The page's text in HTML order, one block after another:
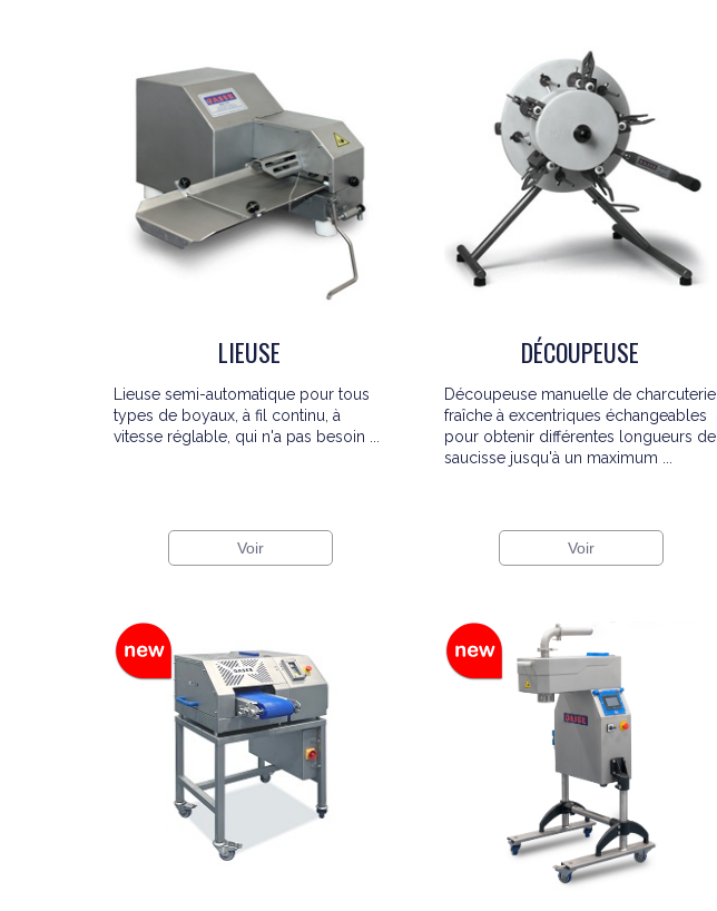
LIEUSE
Lieuse semi-automatique pour tous
types de boyaux, à fil continu, à
vitesse réglable, qui n'a pas besoin ...
Voir
DÉCOUPEUSE
Découpeuse manuelle de charcuterie
fraîche à excentriques échangeables
pour obtenir différentes longueurs de
saucisse jusqu'à un maximum ...
Voir